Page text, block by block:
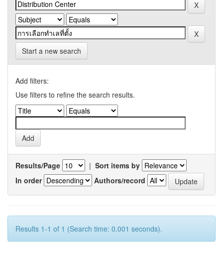
Start a new search
Add filters:
Use filters to refine the search results.
Results/Page | Sort items by
In order
Authors/record
Results 1-1 of 1 (Search time: 0.001 seconds).